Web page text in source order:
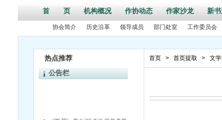
首 页 机构概况 作协动态 作家沙龙 新
协会简介 历史沿革 领导成员 部门处室 工作委员会
热点推荐
公告栏
首页 > 首页提取 > 文